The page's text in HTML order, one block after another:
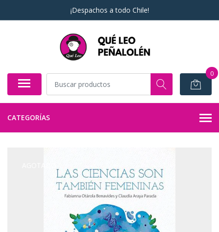
¡Despachos a todo Chile!
0
CATEGORÍAS